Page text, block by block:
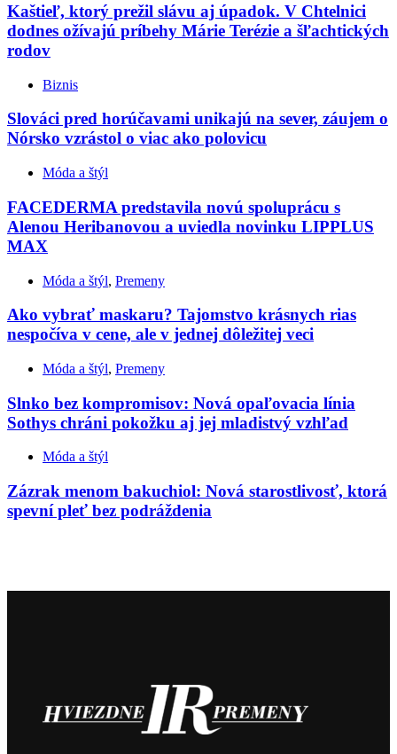
Kaštieľ, ktorý prežil slávu aj úpadok. V Chtelnici
dodnes ožívajú príbehy Márie Terézie a šľachtických
rodov
Biznis
Slováci pred horúčavami unikajú na sever, záujem o
Nórsko vzrástol o viac ako polovicu
Móda a štýl
FACEDERMA predstavila novú spoluprácu s
Alenou Heribanovou a uviedla novinku LIPPLUS
MAX
Móda a štýl, Premeny
Ako vybrať maskaru? Tajomstvo krásnych rias
nespočíva v cene, ale v jednej dôležitej veci
Móda a štýl, Premeny
Slnko bez kompromisov: Nová opaľovacia línia
Sothys chráni pokožku aj jej mladistvý vzhľad
Móda a štýl
Zázrak menom bakuchiol: Nová starostlivosť, ktorá
spevní pleť bez podráždenia